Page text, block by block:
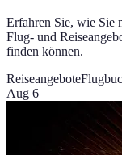
Erfahren Sie, wie Sie
Flug- und
finden können.
Reiseangebote
Aug 6